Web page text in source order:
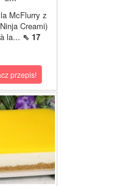
McFlurry z
Creami)
la... ⇖ 17
przepis!